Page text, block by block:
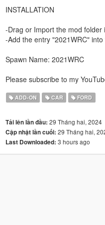
INSTALLATION
-Drag or Import the mod
-Add the entry "2021WRC"
Spawn Name: 2021WRC
Please subscribe to my
ADD-ON CAR FORD
Tải lên lần đầu: 29 Tháng hai, 2024
Cập nhật lần cuối: 29 Tháng hai,
Last Downloaded: 3 hours ago